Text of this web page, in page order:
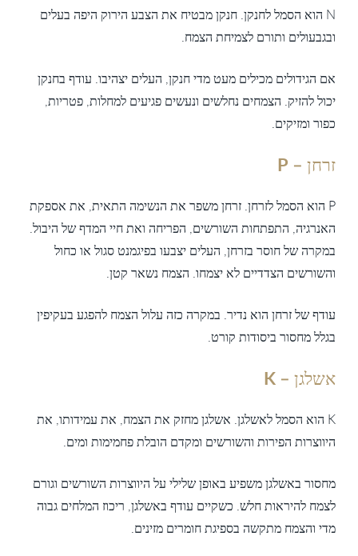
N הוא הסמל לחנקן. חנקן מבטיח את הצבע הירוק היפה בעלים
ובגבעולים ותורם לצמיחת הצמח.
אם הגידולים מכילים מעט מדי חנקן, העלים יצהיבו. עודף בחנקן
יכול להזיק. הצמחים נחלשים ונעשים פגיעים למחלות, פטריות,
כפור ומזיקים.
זרחן – P
P הוא הסמל לזרחן. זרחן משפר את הנשימה התאית, את אספקת
האנרגיה, התפתחות השורשים, הפריחה ואת חיי המדף של היבול.
במקרה של חוסר בזרחן, העלים יצבעו בפיגמנט סגול או כחול
והשורשים הצדדיים לא יצמחו. הצמח נשאר קטן.
עודף של זרחן הוא נדיר. במקרה כזה עלול הצמח להפגע בעקיפין
בגלל מחסור ביסודות קורט.
אשלגן – K
K הוא הסמל לאשלגן. אשלגן מחזק את הצמח, את עמידותו, את
היווצרות הפירות והשורשים ומקדם הובלת פחמימות ומים.
מחסור באשלגן משפיע באופן שלילי על היווצרות השורשים וגורם
לצמח להיראות חלש. כשקיים עודף באשלגן, ריכוז המלחים גבוה
מדי והצמח מתקשה בספיגת חומרים מזינים.